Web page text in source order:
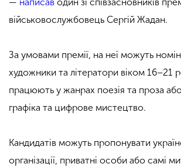
військовослужбовець Сергій Жадан.
За умовами премії, на неї можуть
художники та літератори віком 16–21
працюють у жанрах поезія та проза
графіка та цифрове мистецтво.
Кандидатів можуть пропонувати
організації, приватні особи або самі